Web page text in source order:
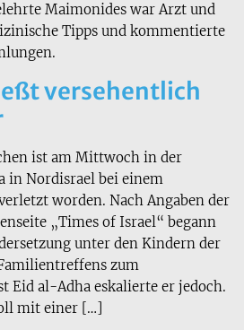
Maimonides war Arzt und
Tipps und kommentierte
versehentlich
ist am Mittwoch in der
in Nordisrael bei einem
worden. Nach Angaben der
„Times of Israel“ begann
unter den Kindern der
zum
Eid al-Adha eskalierte er jedoch.
mit einer […]